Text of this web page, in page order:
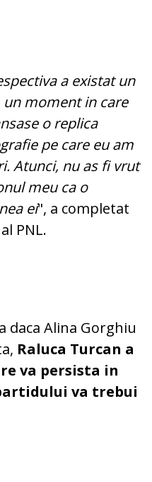
a existat un
moment in care
o replica
pe care eu am
Atunci, nu as fi vrut
meu ca o
ei", a completat
PNL.
daca Alina Gorghiu
Raluca Turcan a
va persista in
va trebui